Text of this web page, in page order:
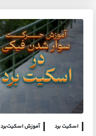
اسکیت برد آموزش اسکیت‌برد